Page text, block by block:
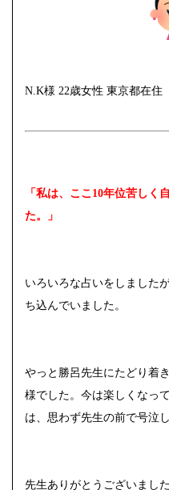
N.K様 22歳女性 東京都在住
「私は、ここ10年位苦しく
た。」
いろいろな占いをしました
ち込んでいました。
やっと勝呂先生にたどり着
様でした。今は楽しくなっ
は、思わず先生の前で号泣
先生ありがとうございました